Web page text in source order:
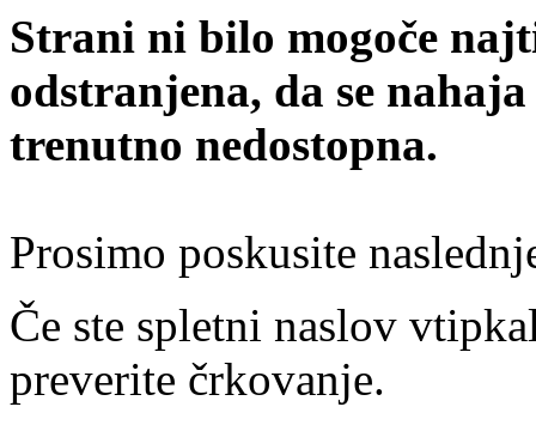
Strani ni bilo mogoče
odstranjena, da se
trenutno nedostopna.
Prosimo poskusite
Če ste spletni naslov
preverite črkovanje.